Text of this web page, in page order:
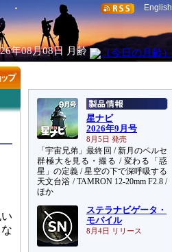
English
年08月08日 月齢
星ナビ
2026年9月号
8月5日 発売
「宇宙兄弟」最終回 / 新月のペルセ
群極大を見る・撮る / 変わる「惑
星」の定義 / 星空の下で深呼吸する
天文台浴 / TAMRON 12-20mm F2.8 /
ほか
ステラナビゲータ・
モバイル
8月4日 リリース